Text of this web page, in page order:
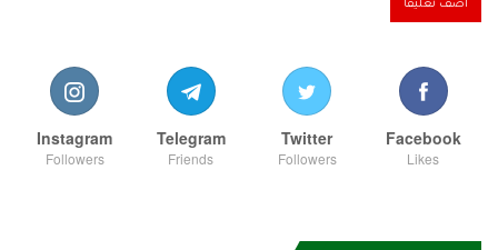
Facebook
Likes
Twitter
Followers
Telegram
Friends
Instagram
Followers